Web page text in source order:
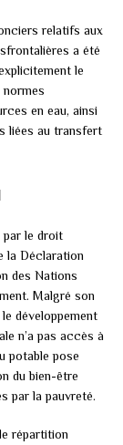
relatifs aux
a été
le
normes
en eau, ainsi
liées au transfert
par le droit
la Déclaration
des Nations
Malgré son
développement
n’a pas accès à
potable pose
du bien-être
par la pauvreté.
répartition